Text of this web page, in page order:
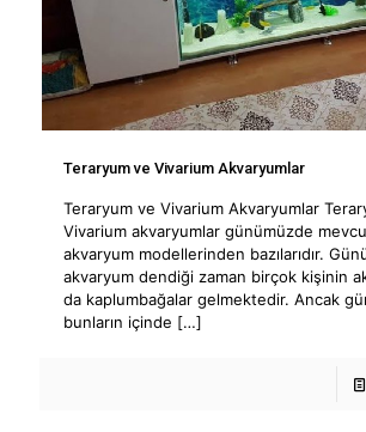
Teraryum ve Vivarium Akvaryumlar
Teraryum ve Vivarium Akvaryumlar
Vivarium akvaryumlar günümüzde
akvaryum modellerinden bazılarıdır.
akvaryum dendiği zaman birçok kişinin
da kaplumbağalar gelmektedir. Ancak
bunların içinde […]